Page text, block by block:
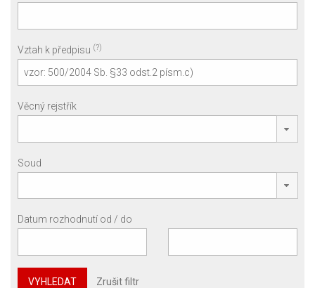
Vztah k předpisu (?)
Věcný rejstřík
Soud
Datum rozhodnutí od / do
VYHLEDAT Zrušit filtr